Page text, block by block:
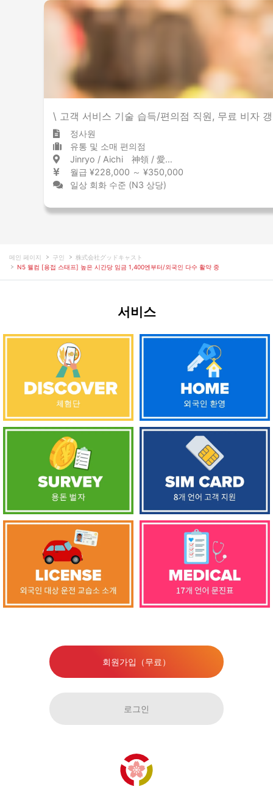
\ 고객 서비스 기술 습득/편의점 직원, 무료 비자
정사원
유통 및 소매 편의점
Jinryo / Aichi 神領 / 愛知県
월급 ¥228,000 ～ ¥350,000
일상 회화 수준 (N3 상당)
메인 페이지 구인
株式会社グッドキャスト
N5 웰컴 [용접 스태프] 높은 시간당 임금 1,400엔부터/외국인 다수 활약 중
서비스
회원가입（무료）
로그인